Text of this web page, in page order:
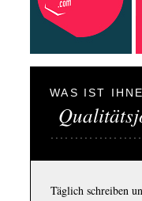
WAS IST
Täglich schreiben